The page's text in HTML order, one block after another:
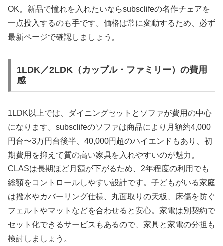
OK。新品で憧れを入れたいならsubsclifeの名作チェアを
一点投入するのも手です。価格は常に変動するため、必ず
最新ページで確認しましょう。
1LDK／2LDK（カップル・ファミリー）の費用
感
1LDK以上では、ダイニングセットとソファが費用の中心
になります。subsclifeのソファは商品により月額約4,000
円台〜3万円台後半、40,000円超のハイエンドもあり、初
期費用を抑えて質の高い家具を入れやすいのが魅力。
CLASは長期ほど月額が下がるため、2年程度の利用でも
総額をコントロールしやすい設計です。子どもがいる家庭
は撥水やカバーリング仕様、丸面取りの天板、床傷を防ぐ
フェルトやマットなどを合わせると安心。家電は別契約で
セット化できるサービスもあるので、家具と家電の分担も
検討しましょう。